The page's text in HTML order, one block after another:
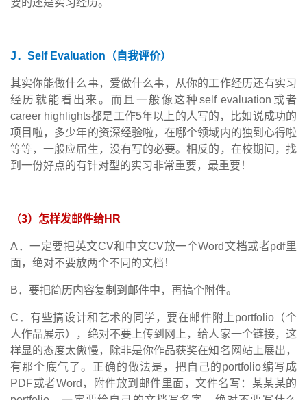
要的还是实习经历。
J． Self Evaluation （自我评价）
其实你能做什么事，爱做什么事，从你的工作经历还有实习
经历就能看出来。而且一般像这种 self evaluation 或者
career highlights都是工作5年以上的人写的，比如说成功的
项目啦，多少年的资深经验啦，在哪个领域内的独到心得啦
等等，一般应届生，没有写的必要。相反的，在校期间，找
到一份好点的有针对型的实习非常重要，最重要！
（3）怎样发邮件给HR
A ．一定要把英文CV和中文CV放一个Word文档或者pdf里
面，绝对不要放两个不同的文档！
B ．要把简历内容复制到邮件中，再搞个附件。
C ．有些搞设计和艺术的同学，要在邮件附上 portfolio（个
人作品展示），绝对不要上传到网上，给人家一个链接，这
样显的态度太傲慢，除非是你作品获奖在知名网站上展出，
有那个底气了。正确的做法是，把自己的portfolio编写成
PDF或者Word ，附件放到邮件里面，文件名写：某某某的